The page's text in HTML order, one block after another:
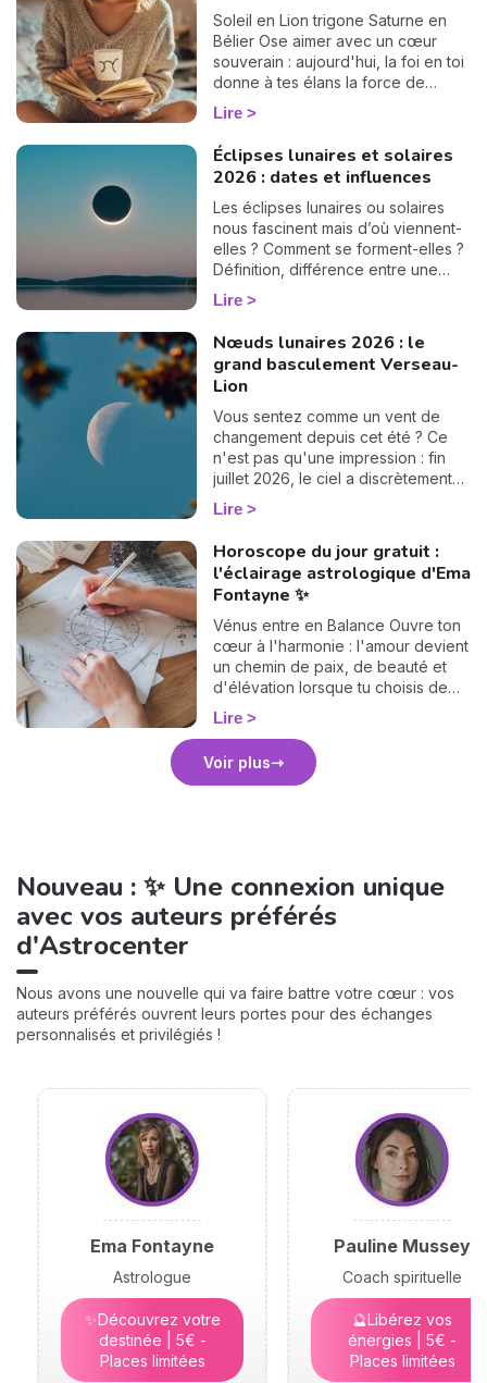
de nombreuses années
d'expérience et plébiscitée par sa
communauté — 2972 avis reçus,
dont 99,4 % sont des avis positifs
pour offrir des réponses rapides et
précises, idéales pour celles et
ceux qui souhaitent avancer sans
hésiter. Dans cet article, elle lève le
voile sur les raisons profondes de
notre incarnation.
Soleil en Lion trigone Saturne en
Bélier Ose aimer avec un cœur
souverain : aujourd'hui, la foi en toi
donne à tes élans la force de
devenir un chemin lumineux.
Lire
Éclipses lunaires et solaires
2026 : dates et influences
Les éclipses lunaires ou solaires
nous fascinent mais d’où viennent-
elles ? Comment se forment-elles ?
Définition, différence entre une
éclipse lunaire et solaire, influence
en astrologie et dates des éclipses
sujet.
Lire
Nœuds lunaires 2026 : le
grand basculement Verseau-
Lion
Vous sentez comme un vent de
changement depuis cet été ? Ce
n'est pas qu'une impression : fin
juillet 2026, le ciel a discrètement
tourné une grande page. Les
nœuds lunaires ont changé d'axe !
pour s'installer en Verseau,
pendant que le nœud sud passe
de la Vierge au Lion. Rassurez-
vous, pas besoin d'être astrologue
pour le ressentir : ce basculement,
qui n'arrive que tous les 18 mois
environ, vient rebattre en douceur
Et croyez-moi, vous allez adorer la
Lire
Horoscope du jour gratuit :
l'éclairage astrologique d'Ema
Fontayne ✨
Vénus entre en Balance Ouvre ton
cœur à l'harmonie : l'amour devient
un chemin de paix, de beauté et
d'élévation lorsque tu choisis de
rencontrer l'autre avec justesse.
Lire
Voir plus
Nouveau : ✨ Une connexion unique
avec vos auteurs préférés
d'Astrocenter
Nous avons une nouvelle qui va faire battre votre cœur : vos
auteurs préférés ouvrent leurs portes pour des échanges
personnalisés et privilégiés !
Ema Fontayne
Astrologue
✨Découvrez votre
destinée | 5€ -
Places limitées
Pauline Mussey
Coach spirituelle
🔮Libérez vos
énergies | 5€ -
Places limitées